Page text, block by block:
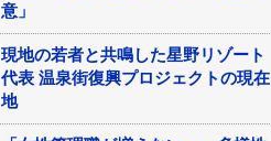
意」
現地の若者と共鳴した星野リゾート
代表 温泉街復興プロジェクトの現在
地